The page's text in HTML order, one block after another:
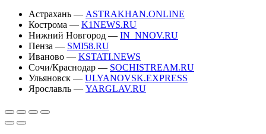
Астрахань — ASTRAKHAN.ONLINE
Кострома — K1NEWS.RU
Нижний Новгород — IN_NNOV.RU
Пенза — SMI58.RU
Иваново — KSTATI.NEWS
Сочи/Краснодар — SOCHISTREAM.RU
Ульяновск — ULYANOVSK.EXPRESS
Ярославль — YARGLAV.RU